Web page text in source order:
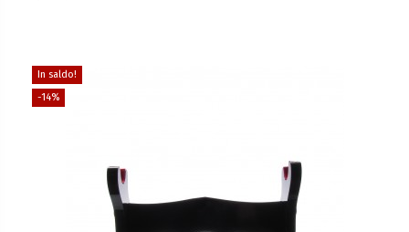
In saldo!
-14%